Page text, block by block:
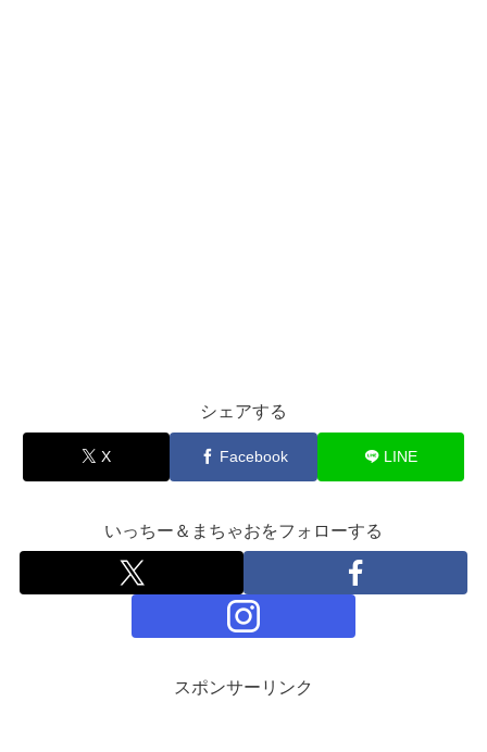
シェアする
X Facebook LINE
いっちー＆まちゃおをフォローする
スポンサーリンク